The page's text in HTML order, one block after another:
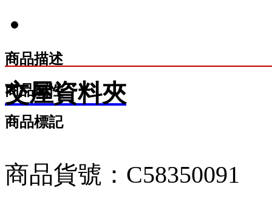
商品描述
商品屬性
商品標記
交屋資料夾
商品貨號：C58350091